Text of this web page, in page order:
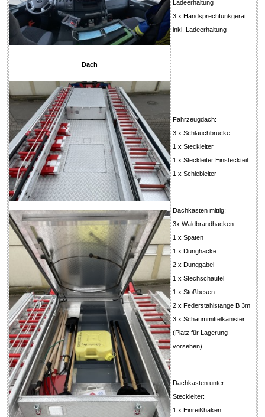
Ladeerhaltung
3 x Handsprechfunkgerät
inkl. Ladeerhaltung
Dach
Fahrzeugdach:
3 x Schlauchbrücke
1 x Steckleiter
1 x Steckleiter Einsteckteil
1 x Schiebleiter
Dachkasten mittig:
3x Waldbrandhacken
1 x Spaten
1 x Dunghacke
2 x Dunggabel
1 x Stechschaufel
1 x Stoßbesen
2 x Federstahlstange B 3m
3 x Schaummittelkanister
(Platz für Lagerung
vorsehen)
Dachkasten unter
Steckleiter:
1 x Einreißhaken